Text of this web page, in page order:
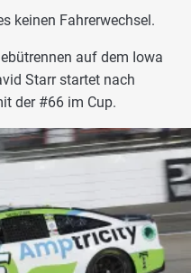
keinen Fahrerwechsel.
auf dem Iowa
Starr startet nach
der #66 im Cup.